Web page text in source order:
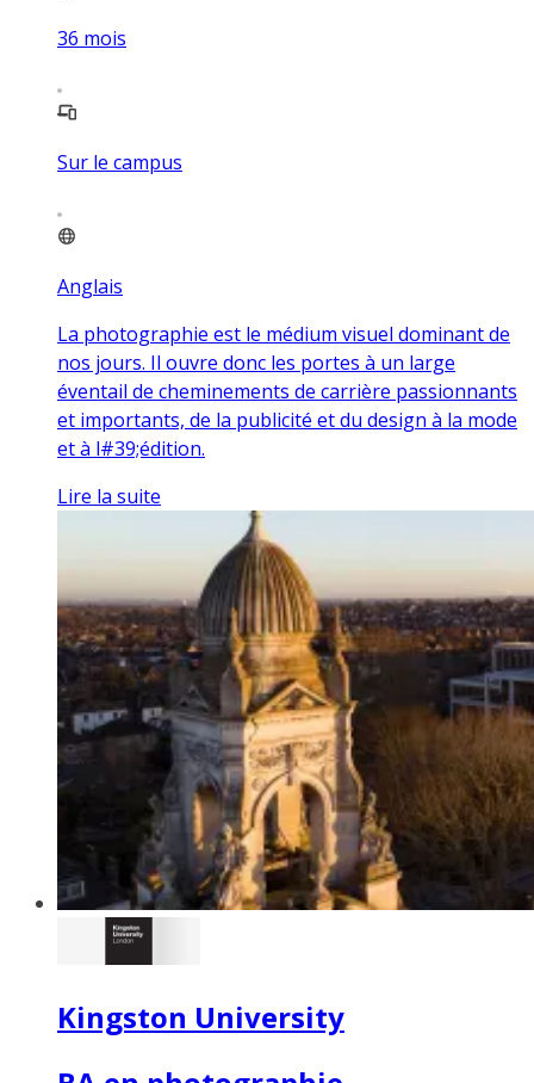
36 mois
Sur le campus
Anglais
La photographie est le médium visuel dominant de
nos jours. Il ouvre donc les portes à un large
éventail de cheminements de carrière passionnants
et importants, de la publicité et du design à la mode
et à l#39;édition.
Lire la suite
Kingston University